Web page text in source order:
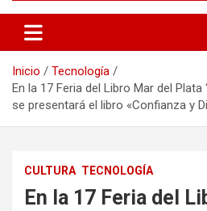
Diálogo Abierto
Se tratan diversos temas de
aporte a la sociedad, brindando
Inicio
Tecnología
En la 17 Feria del Libro Mar del
se presentará el libro «Confianza y
CULTURA TECNOLOGÍA
En la 17 Feria del